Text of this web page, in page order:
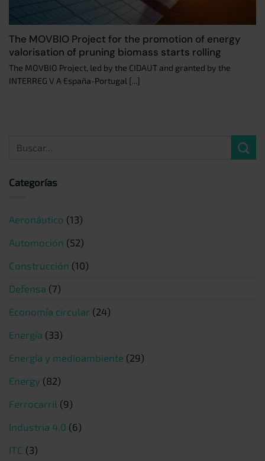
The MOVBIO Project for the promotion of energy
valorisation of pruning biomass starts rolling
The MOVBIO Project, led by the CIDAUT and granted by the
INTERREG V A España-Portugal [...]
Categorías
Aeronáutico (13)
Automoción (52)
Construcción (10)
Defensa (7)
Economía circular (24)
Energía (33)
Energía y medioambiente (29)
Energy (82)
Ferrocarril (9)
Industria 4.0 (6)
ITC (3)